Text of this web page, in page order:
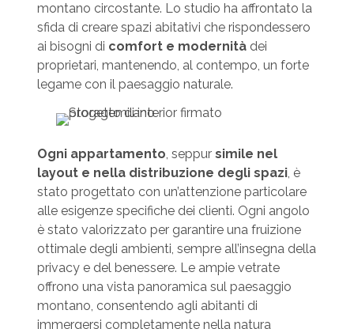
montano circostante. Lo studio ha affrontato la
sfida di creare spazi abitativi che rispondessero
ai bisogni di comfort e modernitàdei
proprietari, mantenendo, al contempo, un forte
legame con il paesaggio naturale.
Ogni appartamento, seppur simile nel
layout e nella distribuzione degli spazi, è
stato progettato con un’attenzione particolare
alle esigenze specifiche dei clienti. Ogni angolo
è stato valorizzato per garantire una fruizione
ottimale degli ambienti, sempre all’insegna della
privacy e del benessere. Le ampie vetrate
offrono una vista panoramica sul paesaggio
montano, consentendo agli abitanti di
immergersi completamente nella natura